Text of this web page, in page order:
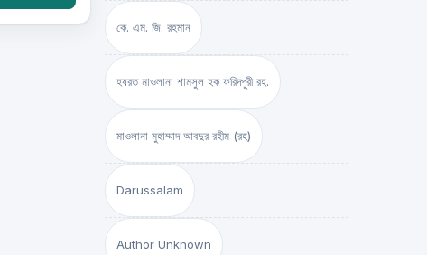
কে. এম. জি. রহমান
হযরত মাওলানা শামসুল হক ফরিদপুরী রহ.
মাওলানা মুহাম্মাদ আবদুর রহীম (রহ)
Darussalam
Author Unknown